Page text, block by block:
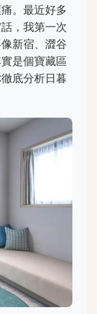
。最近好多
，我第一次
新宿、澀谷
是個寶藏區
底分析日暮